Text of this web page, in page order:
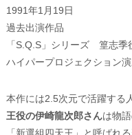
1991年1月19日
過去出演作品
「S.Q.S」シリーズ 篁志季
ハイパープロジェクション
本作には2.5次元で活躍する
王役の伊崎龍次郎さんは物